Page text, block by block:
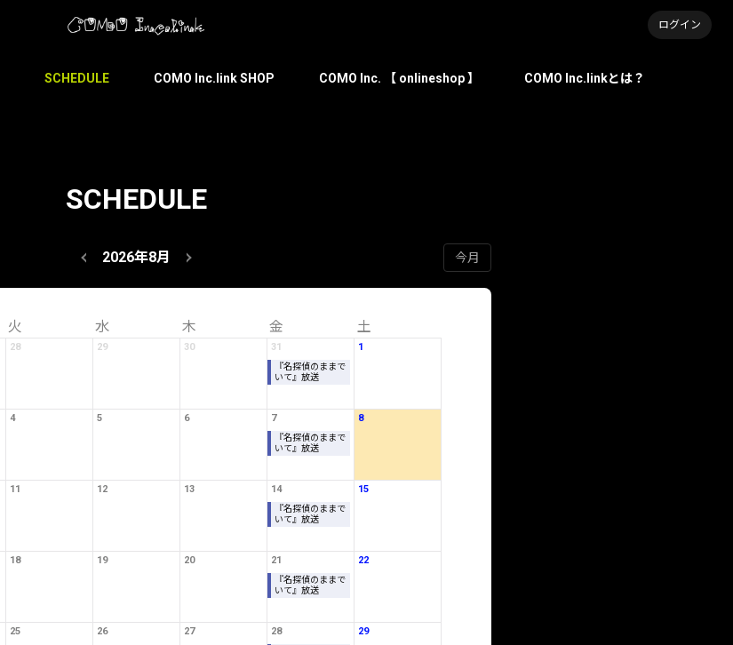
ログイン
SCHEDULE COMO Inc.link SHOP COMO Inc. 【 onlineshop 】 COMO Inc.linkとは？
SCHEDULE
2026年8月 今月
火 水 木 金 土
28 29 30 31
『名探偵のままで
いて』放送
1
4 5 6 7
『名探偵のままで
いて』放送
8
11 12 13 14
『名探偵のままで
いて』放送
15
18 19 20 21
『名探偵のままで
いて』放送
22
25 26 27 28 29